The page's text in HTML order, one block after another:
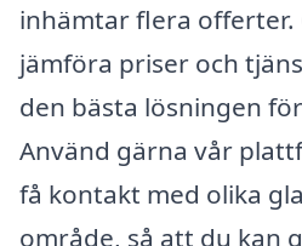
inhämtar flera offerter.
jämföra priser och
den bästa lösningen
Använd gärna vår
få kontakt med olika
område, så att du kan